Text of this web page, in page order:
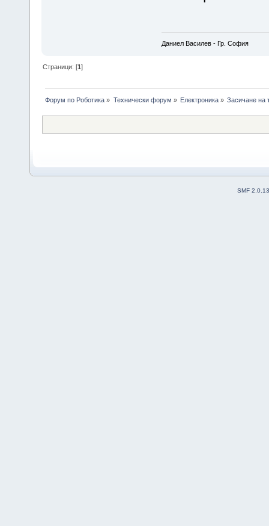
Даниел Василев - Гр. София
Страници: [1]
Форум по Роботика » Технически форум » Електроника» Засичане на
SMF 2.0.13